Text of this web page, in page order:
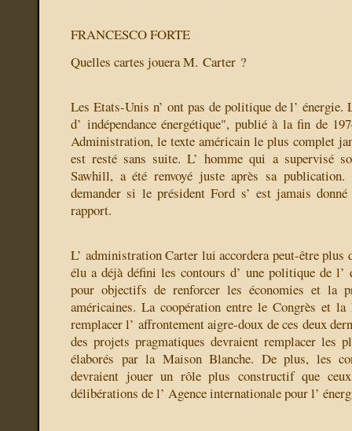
FRANCESCO FORTE
Quelles cartes jouera M. Carter ?
Les Etats-Unis n’ ont pas de politique de l’
d’ indépendance énergétique", publié à la fin de
Administration, le texte américain le plus complet
est resté sans suite. L’ homme qui a supervisé
Sawhill, a été renvoyé juste après sa
demander si le président Ford s’ est jamais
rapport.
L’ administration Carter lui accordera peut-être plus
élu a déjà défini les contours d’ une politique de l’
pour objectifs de renforcer les économies et la
américaines. La coopération entre le Congrès et
remplacer l’ affrontement aigre-doux de ces deux
des projets pragmatiques devraient remplacer les
élaborés par la Maison Blanche. De plus, les
devraient jouer un rôle plus constructif que
délibérations de l’ Agence internationale pour l’